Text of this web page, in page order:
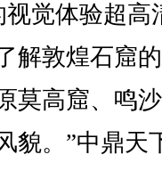
觉体验超高
解敦煌石窟
莫高窟、鸣
貌。”中鼎天